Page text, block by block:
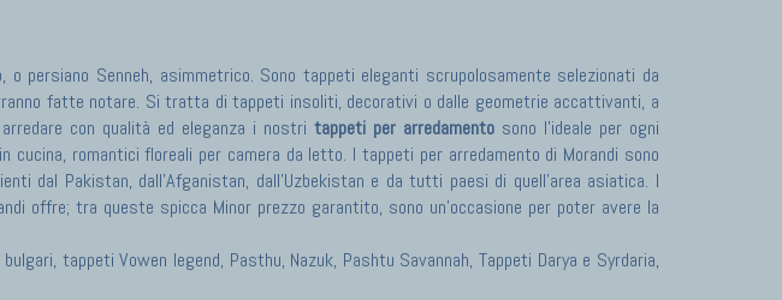
persiano Senneh, asimmetrico. Sono tappeti eleganti scrupolosamente selezionati da
fatte notare. Si tratta di tappeti insoliti, decorativi o dalle geometrie accattivanti, a
con qualità ed eleganza i nostri tappeti per arredamentosono l'ideale per ogni
romantici floreali per camera da letto. I tappeti per arredamento di Morandi sono
dal Pakistan, dall'Afganistan, dall'Uzbekistan e da tutti paesi di quell'area asiatica. I
offre; tra queste spicca Minor prezzo garantito, sono un'occasione per poter avere la
tappeti Vowen legend, Pasthu, Nazuk, Pashtu Savannah, Tappeti Darya e Syrdaria,